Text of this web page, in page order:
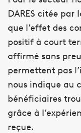
DARES citée
que l’effet des
positif à court
affirmé sans
permettent pas
nous indique au
bénéficiaires
grâce à
reçue.